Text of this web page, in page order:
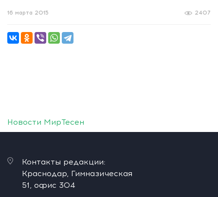
2407
16 марта 2015
Новости МирТесен
Контакты редакции:
Краснодар, Гимназическая
51, офис 304